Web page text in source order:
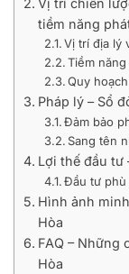
tiềm năng
Vị trí địa lý
Tiềm
Quy
Pháp lý – Sổ
Đảm bảo
Sang tên
Lợi thế đầu tư
Đầu tư phù
Hình ảnh
Hòa
FAQ – Những
Hòa